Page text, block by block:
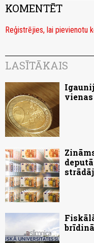
KOMENTĒT
Reģistrējies, lai pievienotu
LASĪTĀKAIS